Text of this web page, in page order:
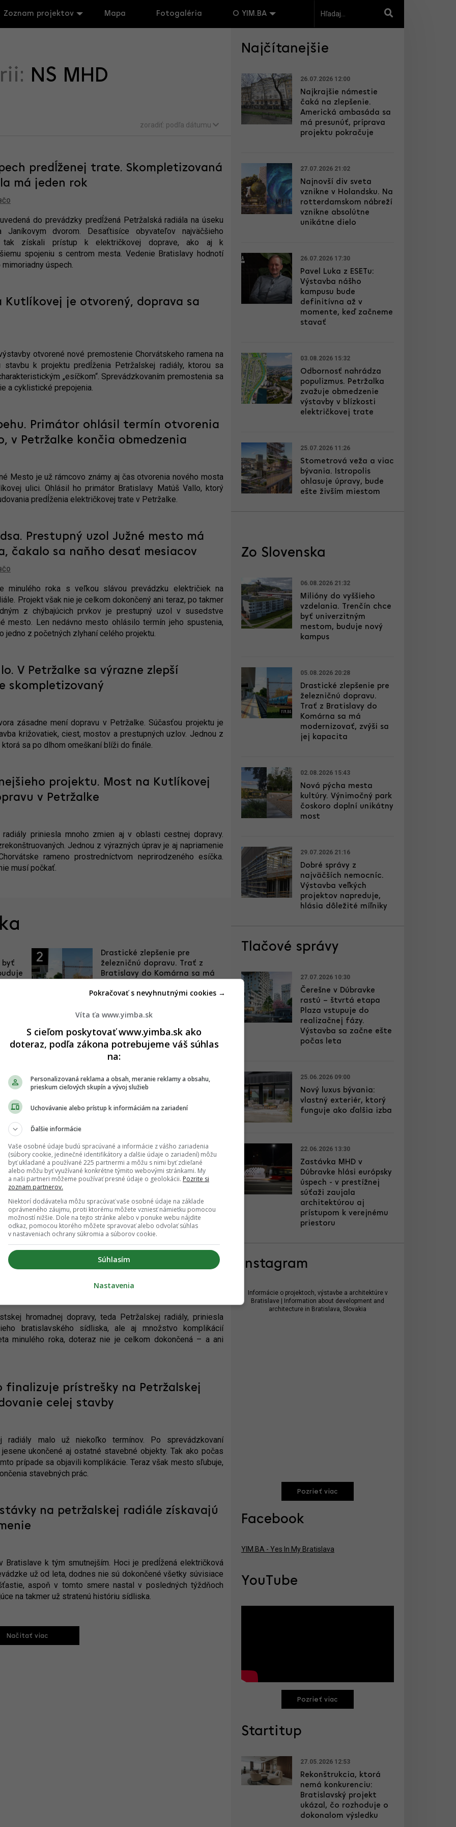
Zoznam projektov Mapa Fotogaléria O YIM.BA
NS MHD
zoradiť: podľa dátumu
predĺženej trate. Skompletizovaná
má jeden rok
do prevádzky predĺžená Petržalská radiála na úseku
Janíkovym dvorom. Desaťtisíce obyvateľov najväčšieho
tak získali prístup k električkovej doprave, ako aj k
spojeniu s centrom mesta. Vedenie Bratislavy hodnotí
úspech.
Kutlíkovej je otvorený, doprava sa
otvorené nové premostenie Chorvátskeho ramena na
k projektu predĺženia Petržalskej radiály, ktorou sa
„esíčkom“. Sprevádzkovaním premostenia sa
a cyklistické prepojenia.
Primátor ohlásil termín otvorenia
v Petržalke končia obmedzenia
Mesto je už rámcovo známy aj čas otvorenia nového mosta
ulici. Ohlásil ho primátor Bratislavy Matúš Vallo, ktorý
predĺženia električkovej trate v Petržalke.
Prestupný uzol Južné mesto má
čakalo sa naňho desať mesiacov
minulého roka s veľkou slávou prevádzku električiek na
Projekt však nie je celkom dokončený ani teraz, po takmer
z chýbajúcich prvkov je prestupný uzol v susedstve
mesto. Len nedávno mesto ohlásilo termín jeho spustenia,
jedno z početných zlyhaní celého projektu.
V Petržalke sa výrazne zlepší
skompletizovaný
zásadne mení dopravu v Petržalke. Súčasťou projektu je
križovatiek, ciest, mostov a prestupných uzlov. Jednou z
sa po dlhom omeškaní blíži do finále.
projektu. Most na Kutlíkovej
v Petržalke
priniesla mnoho zmien aj v oblasti cestnej dopravy.
Jednou z výrazných úprav je aj napriamenie
rameno prostredníctvom neprirodzeného esíčka.
musí počkať.
byť
2
Drastické zlepšenie pre
železničnú dopravu. Trať z
Bratislavy do Komárna sa má
kapacita
4
Dobré správy z najväčších
nemocníc. Výstavba veľkých
projektov napreduje, hlásia
dôležité míľniky
29.07.2026 21:16
geta. Zastávka Južné mesto pôsobí
dvora v Petržalke v prevádzke už od leta minulého
Patrí k nim aj konečná zastávka Južné mesto, umiestnená
Hlavného mesta, teda stavebníka projektu, je už takmer vo
prestupného bodu je katastrofálny.
chce na jar žiadať o kolaudáciu
hromadnej dopravy, teda Petržalskej radiály, priniesla
bratislavského sídliska, ale aj množstvo komplikácií
minulého roka, doteraz nie je celkom dokončená – a ani
finalizuje prístrešky na Petržalskej
celej stavby
radiály malo už niekoľko termínov. Po sprevádzkovaní
ukončené aj ostatné stavebné objekty. Tak ako počas
prípade sa objavili komplikácie. Teraz však mesto sľubuje,
stavebných prác.
na petržalskej radiále získavajú
Bratislave k tým smutnejším. Hoci je predĺžená električková
už od leta, dodnes nie sú dokončené všetky súvisiace
aspoň v tomto smere nastal v posledných týždňoch
na takmer už stratenú históriu sídliska.
Načitať viac
Najčítanejšie
26.07.2026 12:00
Najkrajšie námestie
čaká na zlepšenie.
Americká ambasáda sa
má presunúť, príprava
projektu pokračuje
27.07.2026 21:02
Najnovší div sveta
vznikne v Holandsku. Na
rotterdamskom nábreží
vznikne absolútne
unikátne dielo
26.07.2026 17:30
Pavel Luka z ESETu:
Výstavba nášho
kampusu bude
definitívna až v
momente, keď začneme
stavať
03.08.2026 15:32
Odbornosť nahrádza
populizmus. Petržalka
zvažuje obmedzenie
výstavby v blízkosti
električkovej trate
25.07.2026 11:26
Stometrová veža a viac
bývania. Istropolis
ohlasuje úpravy, bude
ešte živším miestom
Zo Slovenska
06.08.2026 21:32
Milióny do vyššieho
vzdelania. Trenčín chce
byť univerzitným
mestom, buduje nový
kampus
05.08.2026 20:28
Drastické zlepšenie pre
železničnú dopravu.
Trať z Bratislavy do
Komárna sa má
modernizovať, zvýši sa
jej kapacita
02.08.2026 15:43
Nová pýcha mesta
kultúry. Výnimočný park
čoskoro doplní unikátny
most
29.07.2026 21:16
Dobré správy z
najväčších nemocníc.
Výstavba veľkých
projektov napreduje,
hlásia dôležité míľniky
Tlačové správy
27.07.2026 10:30
Čerešne v Dúbravke
rastú – štvrtá etapa
Plaza vstupuje do
realizačnej fázy.
Výstavba sa začne ešte
počas leta
25.06.2026 09:00
Nový luxus bývania:
vlastný exteriér, ktorý
funguje ako ďalšia izba
22.06.2026 13:30
Zastávka MHD v
Dúbravke hlási európsky
úspech - v prestížnej
súťaži zaujala
architektúrou aj
prístupom k verejnému
priestoru
Instagram
Informácie o projektoch, výstavbe a architektúre v
Bratislave | Information about development and
architecture in Bratislava, Slovakia
Pozrieť viac
Facebook
YIM.BA - Yes In My Bratislava
YouTube
Pozrieť viac
Startitup
27.05.2026 12:53
Rekonštrukcia, ktorá
nemá konkurenciu:
Bratislavský projekt
ukázal, čo rozhoduje o
dokonalom výsledku
Víta ťa www.yimba.sk
S cieľom poskytovať www.yimba.sk ako
doteraz, podľa zákona potrebujeme váš súhlas
na:
Personalizovaná reklama a obsah, meranie reklamy a obsahu,
prieskum cieľových skupín a vývoj služieb
Uchovávanie alebo prístup k informáciám na zariadení
Ďalšie informácie
Vaše osobné údaje budú spracúvané a informácie z vášho zariadenia
(súbory cookie, jedinečné identifikátory a ďalšie údaje o zariadení) môžu
byť ukladané a používané 225 partnermi a môžu s nimi byť zdieľané
alebo môžu byť využívané konkrétne týmito webovými stránkami. My
a naši partneri môžeme používať presné údaje o geolokácii. Pozrite si
zoznam partnerov.
Niektorí dodávatelia môžu spracúvať vaše osobné údaje na základe
oprávneného záujmu, proti ktorému môžete vzniesť námietku pomocou
možností nižšie. Dole na tejto stránke alebo v ponuke webu nájdite
odkaz, pomocou ktorého môžete spravovať alebo odvolať súhlas
v nastaveniach ochrany súkromia a súborov cookie.
Súhlasím
Pokračovať s nevyhnutnými cookies →
Nastavenia